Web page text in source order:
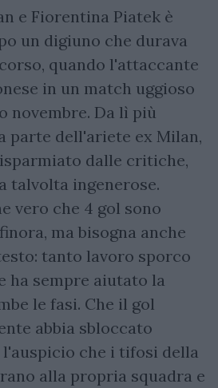
e Fiorentina Piatek è
un digiuno che durava
quando l'attaccante
in un match uggioso
novembre. Da lì più
parte dell'ariete ex Milan,
dalle critiche,
talvolta ingenerose.
vero che 4 gol sono
ma bisogna anche
tanto lavoro sporco
ha sempre aiutato la
le fasi. Che il gol
abbia sbloccato
l'auspicio che i tifosi della
alla propria squadra e